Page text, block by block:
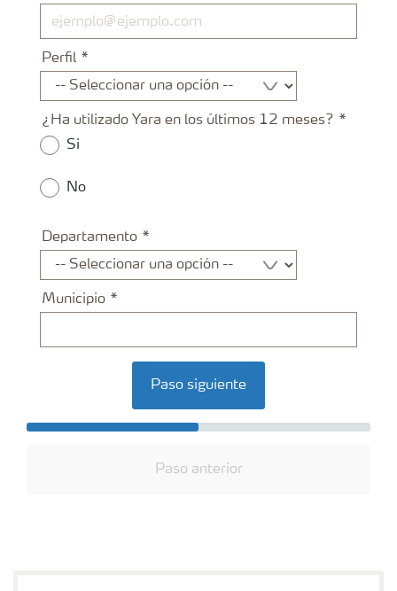
Perfil
¿Ha utilizado Yara en los últimos 12 meses?
Si
No
Departamento
Municipio
Paso anterior
Paso siguiente